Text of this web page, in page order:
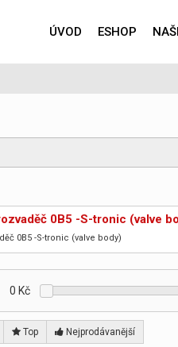
ÚVOD ESHOP
0B5 -S-tronic (valve
0B5 -S-tronic (valve body)
0 Kč
Top Nejprodávanější